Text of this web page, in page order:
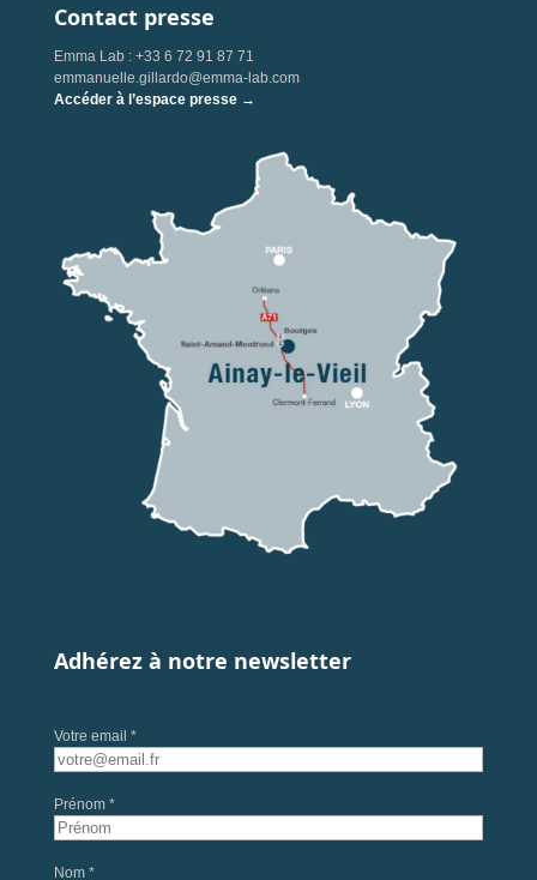
Contact presse
Emma Lab : +33 6 72 91 87 71
emmanuelle.gillardo@emma-lab.com
Accéder à l’espace presse →
Adhérez à notre newsletter
Votre email *
Prénom *
Nom *